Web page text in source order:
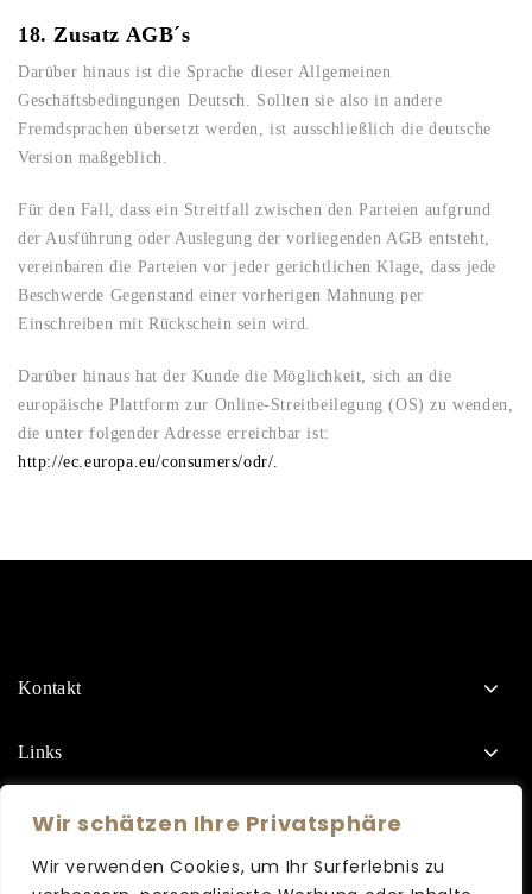
Wir schätzen Ihre Privatsphäre
Wir verwenden Cookies, um Ihr Surferlebnis zu
18. Zusatz AGB´s
Darüber hinaus ist die Sprache dieser Allgemeinen
Geschäftsbedingungen Deutsch. Sollten sie also in andere
Fremdsprachen übersetzt werden, ist ausschließlich die deutsche
Version maßgeblich.
Für den Fall, dass ein Streitfall zwischen den Parteien aufgrund
der Ausführung oder Auslegung der vorliegenden AGB entsteht,
vereinbaren die Parteien vor jeder gerichtlichen Klage, dass jede
Beschwerde Gegenstand einer vorherigen Mahnung per
Einschreiben mit Rückschein sein wird.
Darüber hinaus hat der Kunde die Möglichkeit, sich an die
europäische Plattform zur Online-Streitbeilegung (OS) zu wenden,
die unter folgender Adresse erreichbar ist:
http://ec.europa.eu/consumers/odr/.
Kontakt
Links